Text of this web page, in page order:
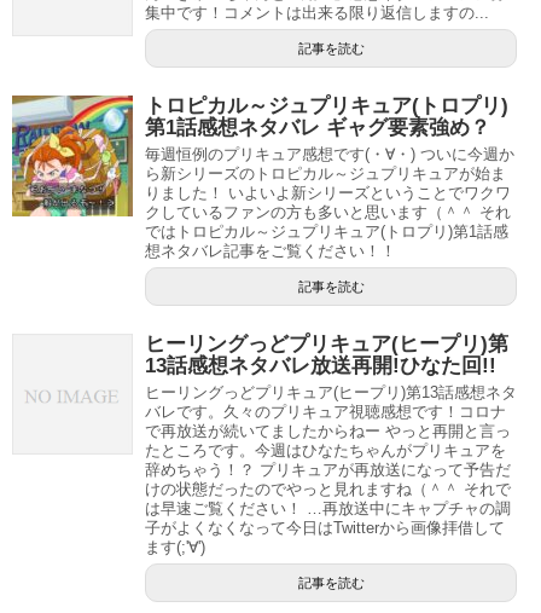
これに対してのどかちゃんは先生のせいではなくビョーゲ
ですが、ラビリンは「テアティーヌ聞かないと…」という
ことで打ち明けることはできませんでした。
しかしその後は海外の研究機関で転職して研究を行ってい
何かプリキュアらしかぬ（！？）現実的で実際にありそう
めっちゃイケメンになった
pic.twitter.com/IDO0hYZ6fK
— きいちゃんのヒヒーン🐆🐝 (@Kitasanmizuho46)
November 21, 2020
そしてダルイゼン君はキングビョーゲン様に触発されてメ
集中です！コメントは出来る限り返信しますの...
記事を読む
トロピカル～ジュプリキュア(トロプリ)
第1話感想ネタバレ ギャグ要素強め？
毎週恒例のプリキュア感想です(・∀・) ついに今週か
ら新シリーズのトロピカル～ジュプリキュアが始ま
りました！ いよいよ新シリーズということでワクワ
クしているファンの方も多いと思います（＾＾ それ
ではトロピカル～ジュプリキュア(トロプリ)第1話感
想ネタバレ記事をご覧ください！！
記事を読む
ヒーリングっどプリキュア(ヒープリ)第
13話感想ネタバレ放送再開!ひなた回!!
ヒーリングっどプリキュア(ヒープリ)第13話感想ネタ
バレです。久々のプリキュア視聴感想です！コロナ
で再放送が続いてましたからねー やっと再開と言っ
たところです。今週はひなたちゃんがプリキュアを
辞めちゃう！？ プリキュアが再放送になって予告だ
けの状態だったのでやっと見れますね（＾＾ それで
は早速ご覧ください！ …再放送中にキャプチャの調
子がよくなくなって今日はTwitterから画像拝借して
ます(;'∀')
記事を読む